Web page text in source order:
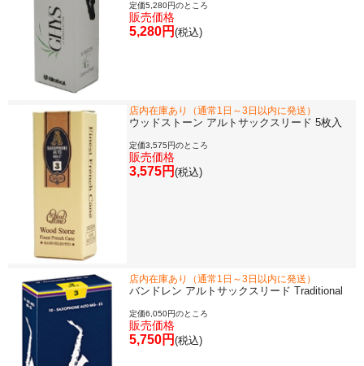
定価5,280円のところ
販売価格
5,280円 (税込)
店内在庫あり（通常1日～3日以内に発送）
ウッドストーン アルトサックスリード 5枚入
定価3,575円のところ
販売価格
3,575円 (税込)
店内在庫あり（通常1日～3日以内に発送）
バンドレン アルトサックスリード Traditional
定価6,050円のところ
販売価格
5,750円 (税込)